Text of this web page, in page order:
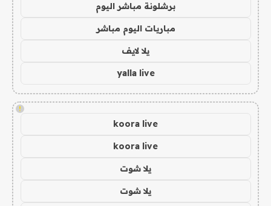
برشلونة مباشر اليوم
مباريات اليوم مباشر
يلا لايف
yalla live
!
koora live
koora live
يلا شوت
يلا شوت